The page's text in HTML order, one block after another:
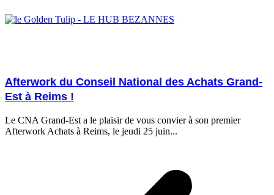
Afterwork du Conseil National des Achats Grand-
Est à Reims !
Le CNA Grand-Est a le plaisir de vous convier à son premier
Afterwork Achats à Reims, le jeudi 25 juin...